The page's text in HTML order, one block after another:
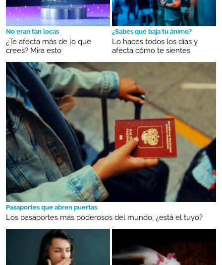
No eran tan locas
¿Te afecta más de lo que
crees? Mira esto
¿Sabes qué baja tu ánimo?
Lo haces todos los días y
afecta cómo te sientes
Pasaportes que abren puertas
Los pasaportes más poderosos del mundo, ¿está el tuyo?